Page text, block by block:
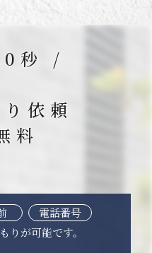
秒 /
依頼
料
電話番号
りが可能です。